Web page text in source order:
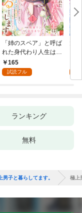
「姉のスペア」と呼ば
れた身代わり人生は、
今日でやめることにし
ます～辺境で自由を満
165
試読フル
ランキング
無料
男子と暮らしてます。 極上